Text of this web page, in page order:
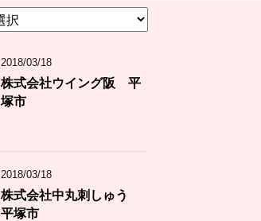
2018/03/18
株式会社ウイング阪 平
塚市
2018/03/18
株式会社中丸刺しゅう
平塚市